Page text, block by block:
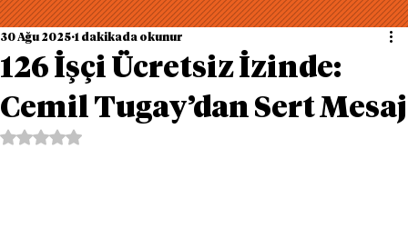
126 İşçi Ücretsiz İzinde:
Cemil Tugay’dan Sert Mesaj
30 Ağu 2025 1 dakikada okunur
5 üzerinden NaN yıldız